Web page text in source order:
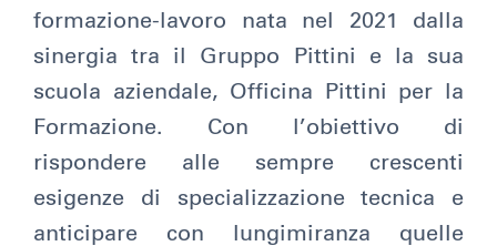
formazione-lavoro nata nel 2021 dalla
sinergia tra il Gruppo Pittini e la sua
scuola aziendale, Officina Pittini per la
Formazione. Con l’obiettivo di
rispondere alle sempre crescenti
esigenze di specializzazione tecnica e
anticipare con lungimiranza quelle